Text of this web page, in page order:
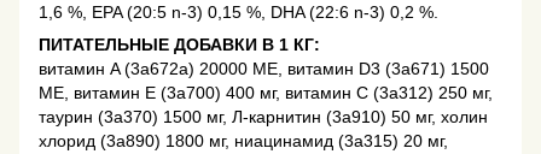
1,6 %, EPA (20:5 n-3) 0,15 %, DHA (22:6 n-3) 0,2 %.
ПИТАТЕЛЬНЫЕ ДОБАВКИ В 1 КГ:
витамин A (3a672a) 20000 МЕ, витамин D3 (3a671) 1500
МЕ, витамин E (3a700) 400 мг, витамин C (3a312) 250 мг,
таурин (3a370) 1500 мг, Л-карнитин (3a910) 50 мг, холин
хлорид (3a890) 1800 мг, ниацинамид (3a315) 20 мг,